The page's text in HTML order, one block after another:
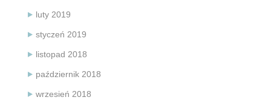
luty 2019
styczeń 2019
listopad 2018
październik 2018
wrzesień 2018